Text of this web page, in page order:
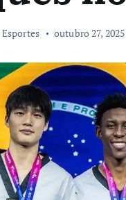
Esportes outubro 27, 2025